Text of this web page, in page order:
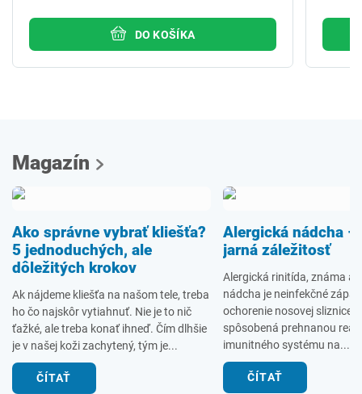
DO KOŠÍKA
Magazín
Ako správne vybrať kliešťa?
5 jednoduchých, ale
dôležitých krokov
Ak nájdeme kliešťa na našom tele, treba
ho čo najskôr vytiahnuť. Nie je to nič
ťažké, ale treba konať ihneď. Čím dlhšie
je v našej koži zachytený, tým je...
ČÍTAŤ
Alergická nádcha –
jarná záležitosť
Alergická rinitída, známa aj
nádcha je neinfekčné
ochorenie nosovej sliznice.
spôsobená prehnanou
imunitného systému na...
ČÍTAŤ